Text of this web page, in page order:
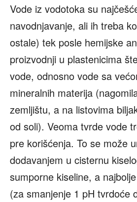
Vode iz vodotoka su
navodnjavanje, ali ih treba
ostale) tek posle hemijske
proizvodnji u plastenicima
vode, odnosno vode sa
mineralnih materija
zemljištu, a na listovima
od soli). Veoma tvrde vode
pre korišćenja. To se može
dodavanjem u cisternu
sumporne kiseline, a
(za smanjenje 1 pH tvrdoće